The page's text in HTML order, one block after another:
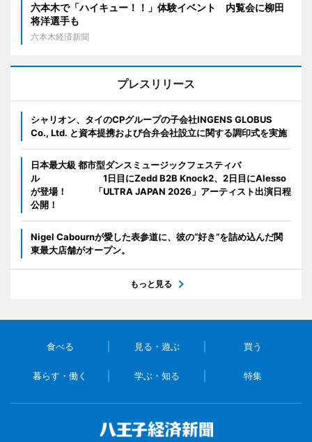
六本木で「ハイキュー！！」体験イベント 内覧会に柳田
将洋選手も
六本木経済新聞
プレスリリース
シャリオン、タイのCPグループの子会社INGENS GLOBUS
Co., Ltd. と資本提携および合弁会社設立に関する調印式を実施
日本最大級 都市型ダンスミュージックフェスティバ
ル 1日目にZedd B2B Knock2、2日目にAlesso
が登場！ 「ULTRA JAPAN 2026」アーティスト出演日程
公開！
Nigel Cabournが愛した表参道に、彼の“好き”を詰め込んだ関
東最大店舗がオープン。
もっと見る
食べる 見る・遊ぶ 買う
暮らす・働く 学ぶ・知る 特集